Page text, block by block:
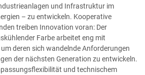
und Infrastruktur im
– zu entwickeln. Kooperative
treiben Innovation voran: Der
Farbe arbeitet eng mit
deren sich wandelnde Anforderungen
der nächsten Generation zu entwickeln.
und technischem